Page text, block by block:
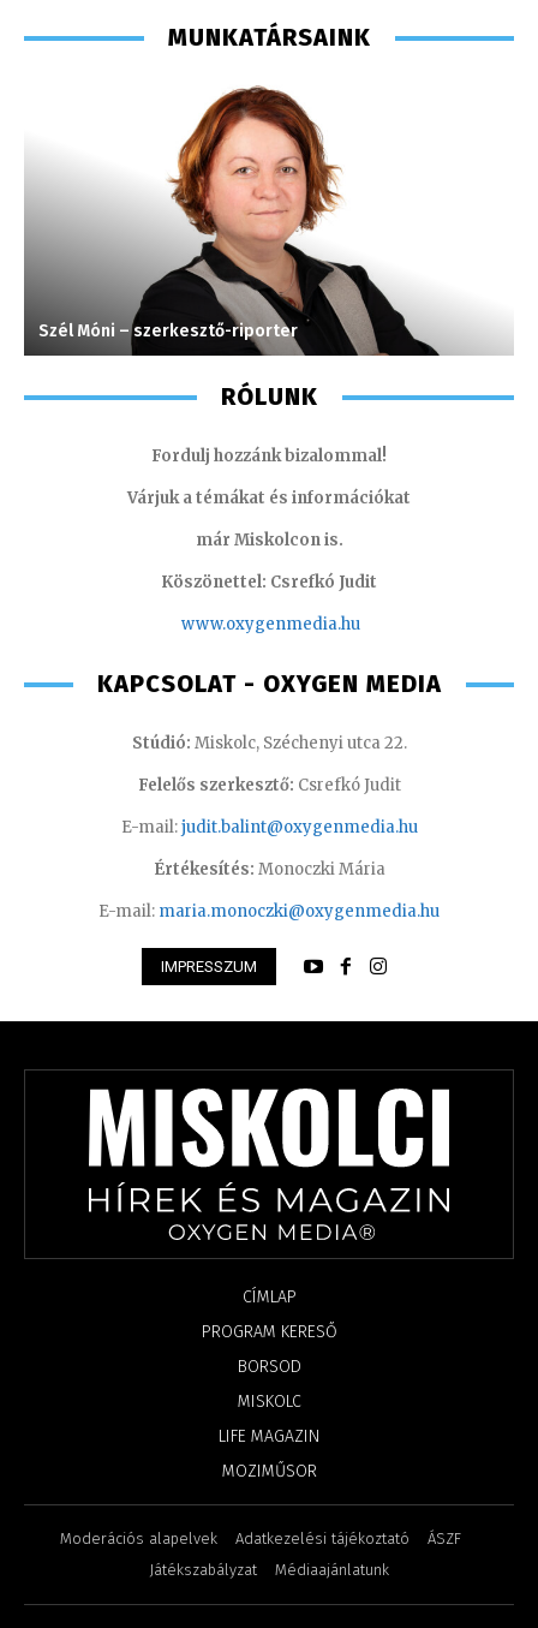
MUNKATÁRSAINK
Szél Móni – szerkesztő-riporter
RÓLUNK
Fordulj hozzánk bizalommal!
Várjuk a témákat és információkat
már Miskolcon is.
Köszönettel: Csrefkó Judit
www.oxygenmedia.hu
KAPCSOLAT - OXYGEN MEDIA
Stúdió: Miskolc, Széchenyi utca 22.
Felelős szerkesztő: Csrefkó Judit
E-mail:judit.balint@oxygenmedia.hu
Értékesítés: Monoczki Mária
E-mail: maria.monoczki@oxygenmedia.hu
IMPRESSZUM
CÍMLAP
PROGRAM KERESŐ
BORSOD
MISKOLC
LIFE MAGAZIN
MOZIMŰSOR
Moderációs alapelvek Adatkezelési tájékoztató
ÁSZF
Játékszabályzat
Médiaajánlatunk